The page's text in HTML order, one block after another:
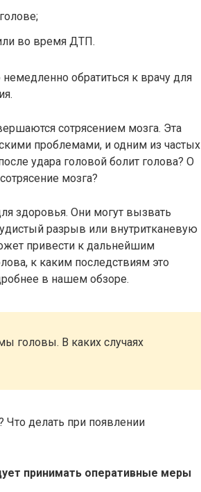
во время ДТП.
обратиться к врачу для
сотрясением мозга. Эта
проблемами, и одним из частых
удара головой болит голова? О
мозга?
здоровья. Они могут вызвать
разрыв или внутритканевую
привести к дальнейшим
к каким последствиям это
в нашем обзоре.
головы. В каких случаях
Что делать при появлении
принимать оперативные меры